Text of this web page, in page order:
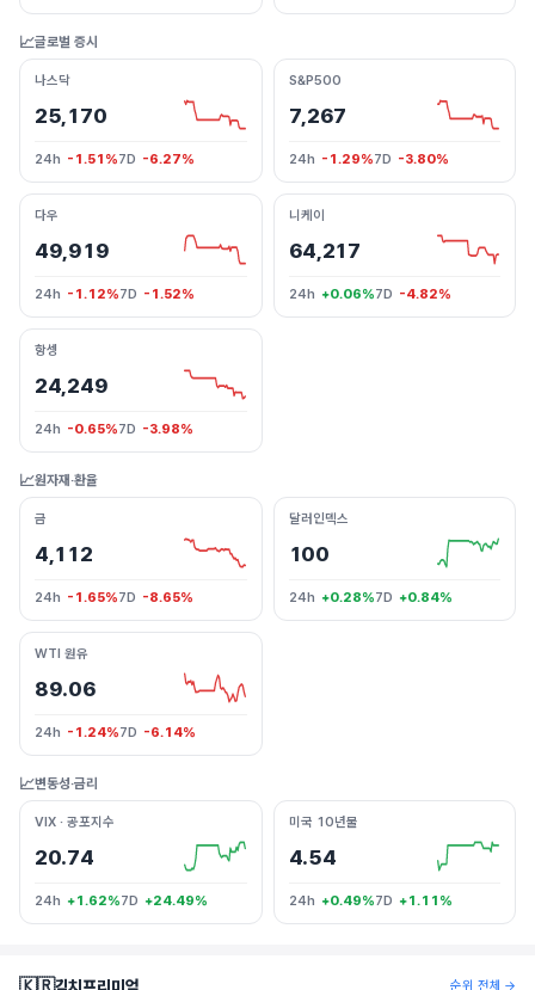
📈글로벌 증시
나스닥
25,170
24h -1.51%7D -6.27%
S&P500
7,267
24h -1.29%7D -3.80%
다우
49,919
24h -1.12%7D -1.52%
니케이
64,217
24h +0.06%7D -4.82%
항셍
24,249
24h -0.65%7D -3.98%
📈원자재·환율
금
4,112
24h -1.65%7D -8.65%
달러인덱스
100
24h +0.28%7D +0.84%
WTI 원유
89.06
24h -1.24%7D -6.14%
📈변동성·금리
VIX · 공포지수
20.74
24h +1.62%7D +24.49%
미국 10년물
4.54
24h +0.49%7D +1.11%
김치프리미엄 순위 전체 →